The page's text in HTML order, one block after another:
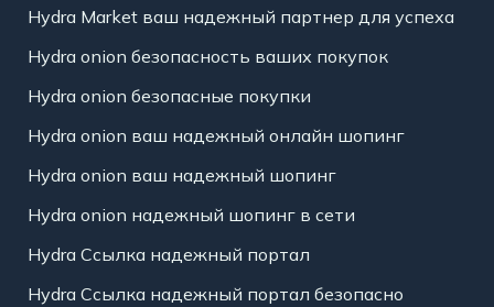
Hydra Market ваш надежный партнер для успеха
Hydra onion безопасность ваших покупок
Hydra onion безопасные покупки
Hydra onion ваш надежный онлайн шопинг
Hydra onion ваш надежный шопинг
Hydra onion надежный шопинг в сети
Hydra Ссылка надежный портал
Hydra Ссылка надежный портал безопасно